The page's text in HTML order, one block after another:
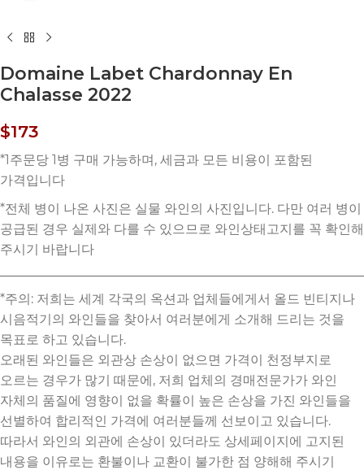
Domaine Labet Chardonnay En
Chalasse 2022
$173
*주의: 저희는 세계 각국의 옥션과 업체들에게서 올드 빈티지나
시음적기의 와인들을 찾아서 여러분에게 소개해 드리는 것을
목표로 하고 있습니다.
오래된 와인들은 외관상 손상이 없으면 가격이 천정부지로
오르는 경우가 많기 때문에, 저희 업체의 경매전문가가 와인
자체의 품질에 영향이 없을 확률이 높은 손상을 가진 와인들을
선별하여 합리적인 가격에 여러분들께 선보이고 있습니다.
따라서 와인의 외관에 손상이 있더라도 상세페이지에 고지된
내용을 이유로는 환불이나 교환이 불가한 점 양해해 주시기